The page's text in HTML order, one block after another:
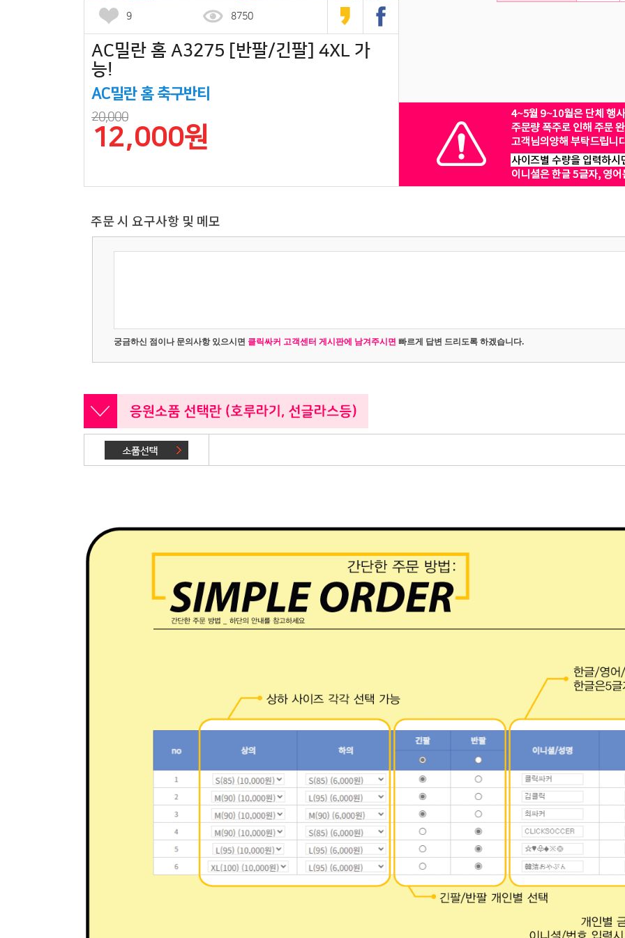
9 8750
AC밀란 홈 A3275 [반팔/긴팔] 4XL 가
능!
AC밀란 홈 축구반티
20,000
12,000원
주문 시 요구사항 및 메모
궁금하신 점이나 문의사항 있으시면 클릭싸커 고객센터 게시판에 남겨주시면 빠르게 답변 드리도록 하겠습니다.